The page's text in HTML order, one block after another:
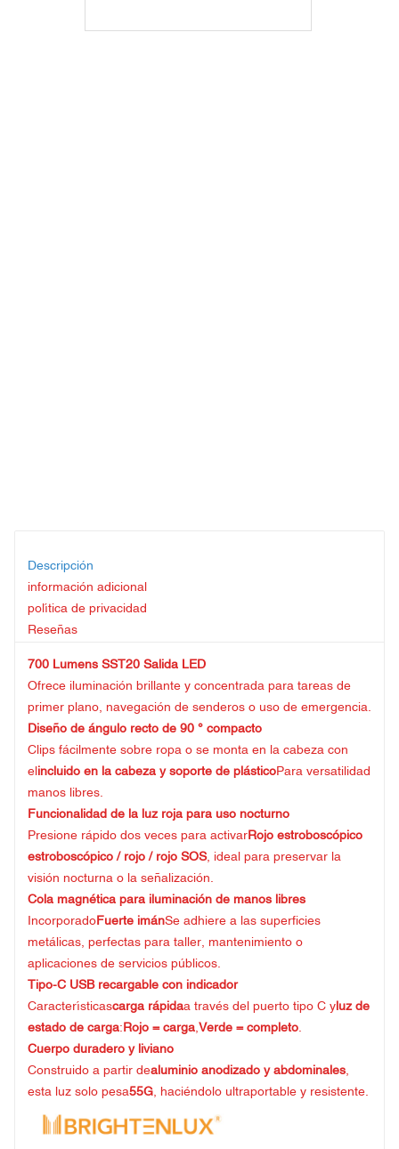
Descripción
información adicional
política de privacidad
Reseñas
700 Lumens SST20 Salida LED
Ofrece iluminación brillante y concentrada para tareas de
primer plano, navegación de senderos o uso de emergencia.
Diseño de ángulo recto de 90 ° compacto
Clips fácilmente sobre ropa o se monta en la cabeza con
el incluido en la cabeza y soporte de plásticoPara versatilidad
manos libres.
Funcionalidad de la luz roja para uso nocturno
Presione rápido dos veces para activar Rojo estroboscópico
estroboscópico / rojo / rojo SOS, ideal para preservar la
visión nocturna o la señalización.
Cola magnética para iluminación de manos libres
Incorporado Fuerte imánSe adhiere a las superficies
metálicas, perfectas para taller, mantenimiento o
aplicaciones de servicios públicos.
Tipo-C USB recargable con indicador
Característicascarga rápidaa través del puerto tipo C y luz de
estado de carga: Rojo = carga Verde = completo
Cuerpo duradero y liviano
Construido a partir dealuminio anodizado y abdominales
esta luz solo pesa55G , haciéndolo ultraportable y resistente.